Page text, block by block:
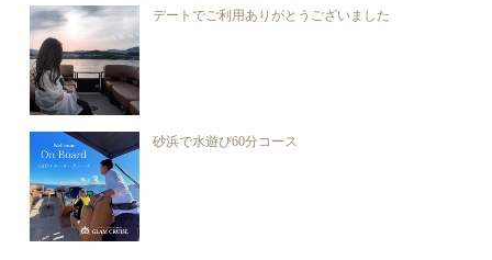
デートでご利用ありがとうございました
砂浜で水遊び60分コース